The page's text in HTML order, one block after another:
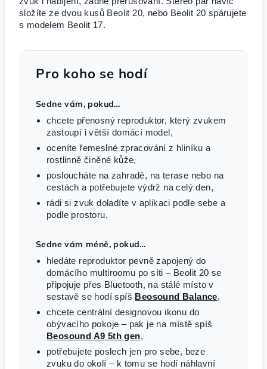
složíte ze dvou kusů Beolit 20, nebo Beolit 20 spárujete
s modelem Beolit 17.
Pro koho se hodí
Sedne vám, pokud…
chcete přenosný reproduktor, který zvukem
zastoupí i větší domácí model,
oceníte řemeslné zpracování z hliníku a
rostlinně činěné kůže,
posloucháte na zahradě, na terase nebo na
cestách a potřebujete výdrž na celý den,
rádi si zvuk doladíte v aplikaci podle sebe a
podle prostoru.
Sedne vám méně, pokud…
hledáte reproduktor pevně zapojený do
domácího multiroomu po síti – Beolit 20 se
připojuje přes Bluetooth, na stálé místo v
sestavě se hodí spíš Beosound Balance,
chcete centrální designovou ikonu do
obývacího pokoje – pak je na místě spíš
Beosound A9 5th gen,
potřebujete poslech jen pro sebe, beze
zvuku do okolí – k tomu se hodí náhlavní